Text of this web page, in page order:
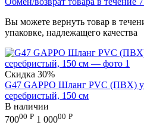
Вы можете вернуть товар в
упаковке, надлежащего качества
Скидка 30%
G47 GAPPO Шланг PVC (ПВХ)
серебристый, 150 см
В наличии
70000 Р 1 00000 Р